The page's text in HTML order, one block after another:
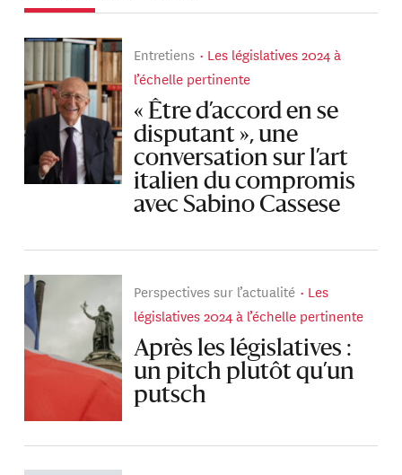
Entretiens
Les législatives 2024 à
l’échelle pertinente
« Être d’accord en se
disputant », une
conversation sur l’art
italien du compromis
avec Sabino Cassese
Perspectives sur l’actualité
Les
législatives 2024 à l’échelle pertinente
Après les législatives :
un pitch plutôt qu’un
putsch